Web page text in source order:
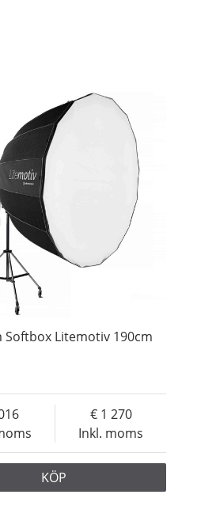
Softbox Litemotiv 190cm
Inkl. moms
1 270
KÖP